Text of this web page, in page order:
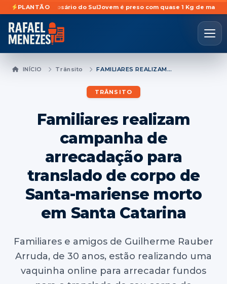
PLANTÃO
em Rosário do SulJovem é preso com quase 1 Kg de maconha
INÍCIO Trânsito FAMILIARES REALIZAM CAMPANHA DE ARRECADAÇÃO PARA TRANSLADO DE CORPO DE SANTA-MARIENSE MORTO EM SANTA CATARINA
TRÂNSITO
Familiares realizam
campanha de
arrecadação para
translado de corpo de
Santa-mariense morto
em Santa Catarina
Familiares e amigos de Guilherme Rauber
Arruda, de 30 anos, estão realizando uma
vaquinha online para arrecadar fundos